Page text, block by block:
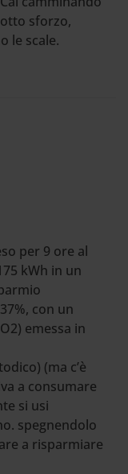
sforzo,
le scale.
per 9 ore al
kWh in un
con un
emessa in
(ma c’è
a consumare
si usi
spegnendolo
a risparmiare